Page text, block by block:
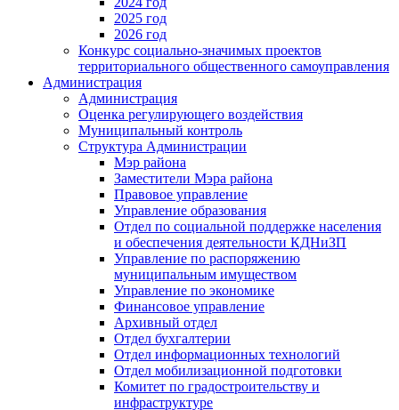
2025 год
2026 год
Конкурс социально-значимых проектов
территориального общественного самоуправления
Администрация
Администрация
Оценка регулирующего воздействия
Муниципальный контроль
Структура Администрации
Мэр района
Заместители Мэра района
Правовое управление
Управление образования
Отдел по социальной поддержке населения
и обеспечения деятельности КДНиЗП
Управление по распоряжению
муниципальным имуществом
Управление по экономике
Финансовое управление
Архивный отдел
Отдел бухгалтерии
Отдел информационных технологий
Отдел мобилизационной подготовки
Комитет по градостроительству и
инфраструктуре